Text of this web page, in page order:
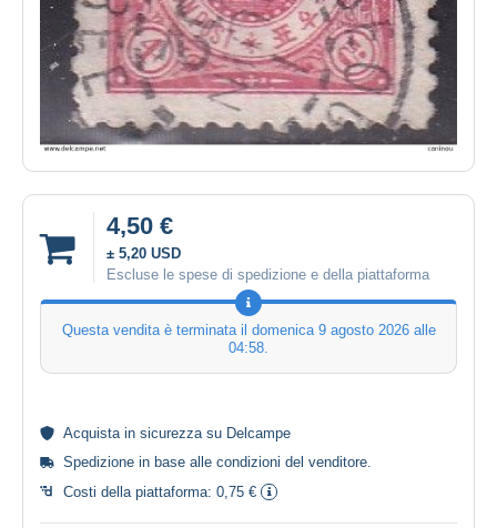
4,50 €
± 5,20 USD
Escluse le spese di spedizione e della piattaforma
Questa vendita è terminata il domenica 9 agosto 2026 alle
04:58.
Acquista in sicurezzasu Delcampe
Spedizione in base alle condizioni del venditore.
Costi della piattaforma: 0,75 €